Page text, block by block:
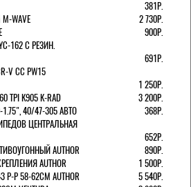
381Р.
WAVE
2 730Р.
900Р.
162 С РЕЗИН.
691Р.
V CC PW15
1 250Р.
TPI K905 K-RAD
3 200Р.
40/47-305 АВТО
368Р.
ЦЕНТРАЛЬНАЯ
652Р.
AUTHOR
890Р.
AUTHOR
1 500Р.
Р 58-62СМ AUTHOR
5 540Р.